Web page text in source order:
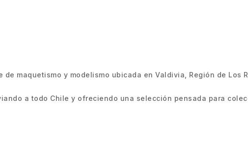
de maquetismo y modelismo ubicada en Valdivia, Región de
a todo Chile y ofreciendo una selección pensada para